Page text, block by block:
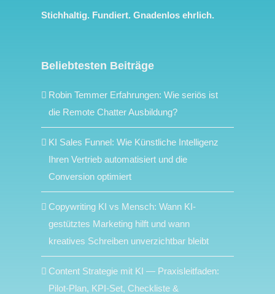
Stichhaltig. Fundiert. Gnadenlos ehrlich.
Beliebtesten Beiträge
Robin Temmer Erfahrungen: Wie seriös ist
die Remote Chatter Ausbildung?
KI Sales Funnel: Wie Künstliche Intelligenz
Ihren Vertrieb automatisiert und die
Conversion optimiert
Copywriting KI vs Mensch: Wann KI-
gestütztes Marketing hilft und wann
kreatives Schreiben unverzichtbar bleibt
Content Strategie mit KI — Praxisleitfaden:
Pilot‑Plan, KPI‑Set, Checkliste &